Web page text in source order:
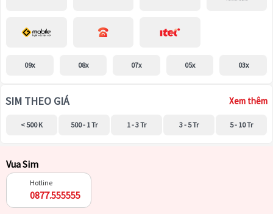
09x 08x 07x 05x 03x
SIM THEO GIÁ Xem thêm
< 500 K 500 - 1 Tr 1 - 3 Tr 3 - 5 Tr 5 - 10 Tr
Vua Sim
Hotline
0877.555555